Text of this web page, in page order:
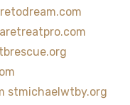
stmichaelwtby.org